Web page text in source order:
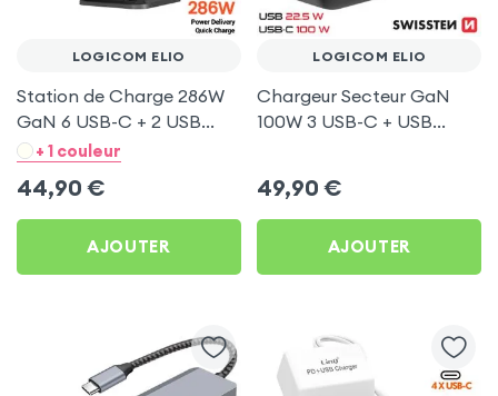
LOGICOM ELIO
Station de Charge 286W
GaN 6 USB-C + 2 USB
Noir pour Logicom Elio
+ 1 couleur
44,90 €
AJOUTER
LOGICOM ELIO
Chargeur Secteur GaN
100W 3 USB-C + USB
49,90 €
AJOUTER